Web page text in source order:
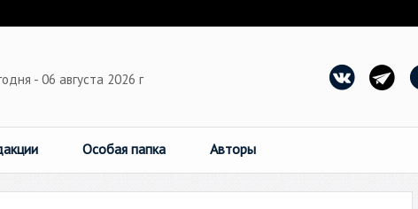
- 06 августа 2026 г
Особая папка Авторы